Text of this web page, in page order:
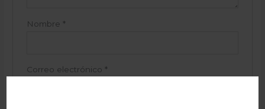
Nombre *
Correo electrónico *